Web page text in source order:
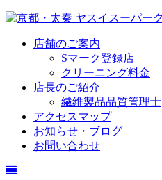
店舗のご案内
Sマーク登録店
クリーニング料金
店長のご紹介
繊維製品品質管理士
アクセスマップ
お知らせ・ブログ
お問い合わせ